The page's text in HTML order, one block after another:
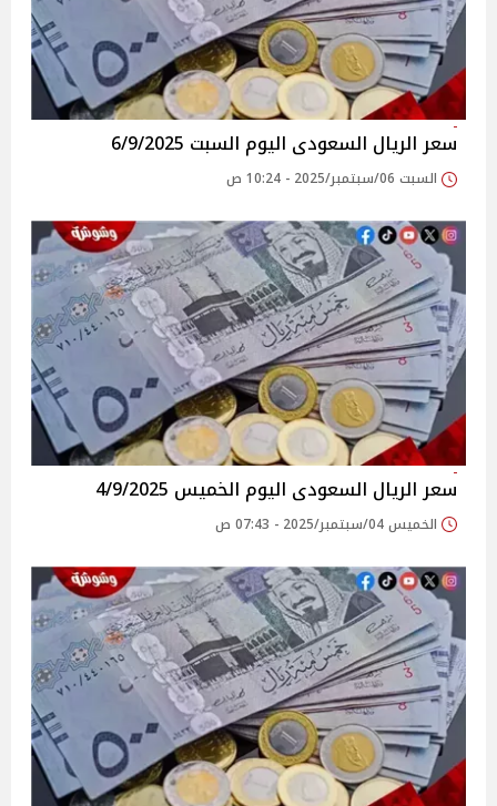
سعر الريال السعودى اليوم السبت 6/9/2025
السبت 06/سبتمبر/2025 - 10:24 ص
سعر الريال السعودى اليوم الخميس 4/9/2025
الخميس 04/سبتمبر/2025 - 07:43 ص